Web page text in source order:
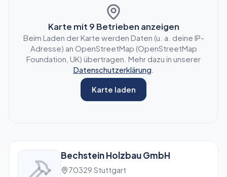
Karte mit 9 Betrieben anzeigen
Beim Laden der Karte werden Daten (u. a. deine IP-
Adresse) an OpenStreetMap (OpenStreetMap
Foundation, UK) übertragen. Mehr dazu in unserer
Datenschutzerklärung
Karte laden
Bechstein Holzbau GmbH
70329 Stuttgart